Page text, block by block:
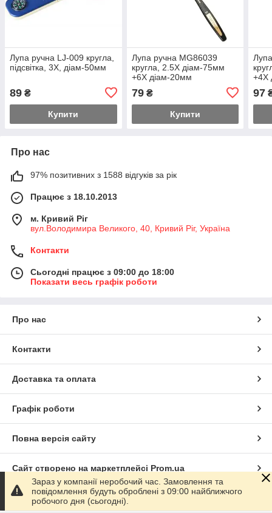
Лупа ручна LJ-009 кругла,
підсвітка, 3Х, діам-50мм
89 ₴
Купити
Лупа ручна MG86039
кругла, 2.5Х діам-75мм
+6Х діам-20мм
79₴
Купити
+4Х
97
Про нас
97% позитивних з 1588 відгуків за рік
Працює з 18.10.2013
м. Кривий Ріг
вул.Володимира Великого, 40, Кривий Ріг, Україна
Контакти
Сьогодні працює з 09:00 до 18:00
Показати весь графік роботи
Про нас
Контакти
Доставка та оплата
Графік роботи
Повна версія сайту
Сайт створено на маркетплейсі Prom.ua
Політика конфіденційності
Зараз у компанії неробочий час. Замовлення та
повідомлення будуть оброблені з 09:00 найближчого
робочого дня (сьогодні).